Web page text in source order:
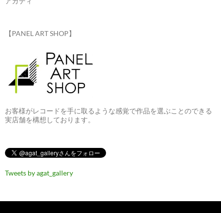
【PANEL ART SHOP】
お客様がレコードを手に取るような感覚で作品を選ぶことのできる
実店舗を構想しております。
Tweets by agat_gallery